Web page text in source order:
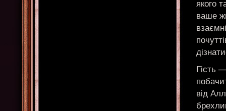
якого
ваше
Гість
від